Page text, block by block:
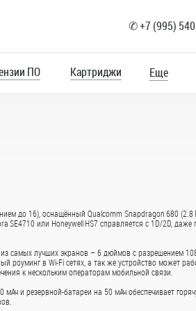
✆ +7 (995)
ПО Картриджи Еще
до 16), оснащённый Qualcomm Snapdragon 680 (2.8
SE4710 или Honeywell HS7 справляется с 1D/2D,
самых лучших экранов – 6 дюймов с разрешением
роуминг в Wi-Fi сетях, а так же устройство может
к нескольким операторам мобильной связи.
и резервной-батареи на 50 мАч обеспечивает
Бумага SvetoCopy, A4
Бумага предназначена для